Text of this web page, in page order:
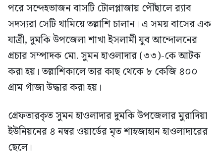
পরে সন্দেহভাজন বাসটি টোলপ্লাজায় পৌঁছালে র‍্যাব
সদস্যরা সেটি থামিয়ে তল্লাশি চালান। এ সময় বাসের এক
যাত্রী, দুমকি উপজেলা শাখা ইসলামী যুব আন্দোলনের
প্রচার সম্পাদক মো. সুমন হাওলাদার (৩৩)-কে আটক
করা হয়। তল্লাশিকালে তার কাছ থেকে ৮ কেজি ৪০০
গ্রাম গাঁজা উদ্ধার করা হয়।
গ্রেফতারকৃত সুমন হাওলাদার দুমকি উপজেলার মুরাদিয়া
ইউনিয়নের ৪ নম্বর ওয়ার্ডের মৃত শাহজাহান হাওলাদারের
ছেলে।